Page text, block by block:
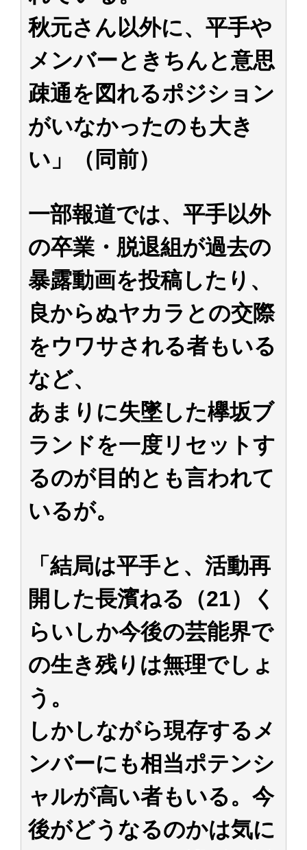
秋元さん以外に、平手や
メンバーときちんと意思
疎通を図れるポジション
がいなかったのも大き
い」（同前）
一部報道では、平手以外
の卒業・脱退組が過去の
暴露動画を投稿したり、
良からぬヤカラとの交際
をウワサされる者もいる
など、
あまりに失墜した欅坂ブ
ランドを一度リセットす
るのが目的とも言われて
いるが。
「結局は平手と、活動再
開した長濱ねる（21）く
らいしか今後の芸能界で
の生き残りは無理でしょ
う。
しかしながら現存するメ
ンバーにも相当ポテンシ
ャルが高い者もいる。今
後がどうなるのかは気に